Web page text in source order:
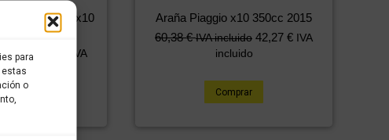
para
estas
o
Piaggio x10
16,86
IVA
Araña Piaggio x10 350cc 2015
60,38€ IVA incluido 42,27 € IVA
incluido
Comprar